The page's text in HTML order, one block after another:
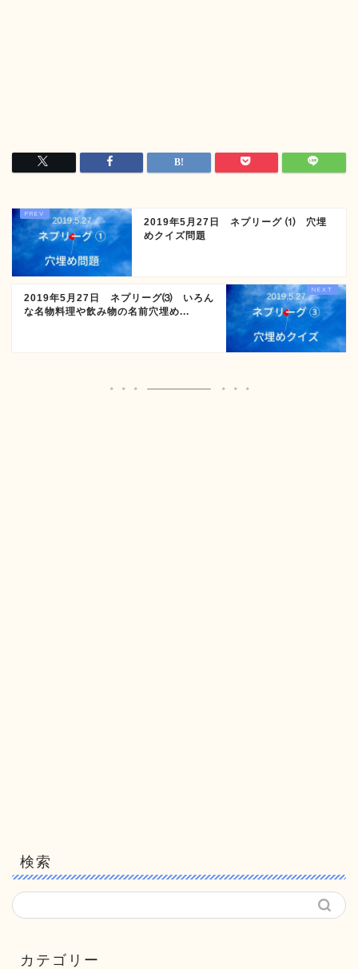
2019年5月27日 ネプリーグ ⑴ 穴埋
めクイズ問題
2019年5月27日 ネプリーグ⑶ いろん
な名物料理や飲み物の名前穴埋め...
検索
カテゴリー